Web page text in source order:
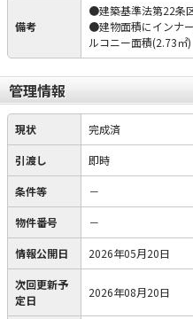
備考
●建築基準法第22条
●建物面積にインナ
ルコニー面積(2.73㎡)
管理情報
現状 完成済
引渡し 即時
条件等 －
物件番号 －
情報公開日 2026年05月20日
次回更新予
定日
2026年08月20日